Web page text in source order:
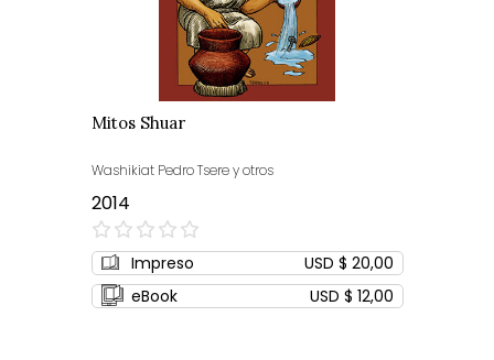
Mitos Shuar
Washikiat Pedro Tsere y otros
2014
0%
Impreso
USD $ 20,00
eBook
USD $ 12,00